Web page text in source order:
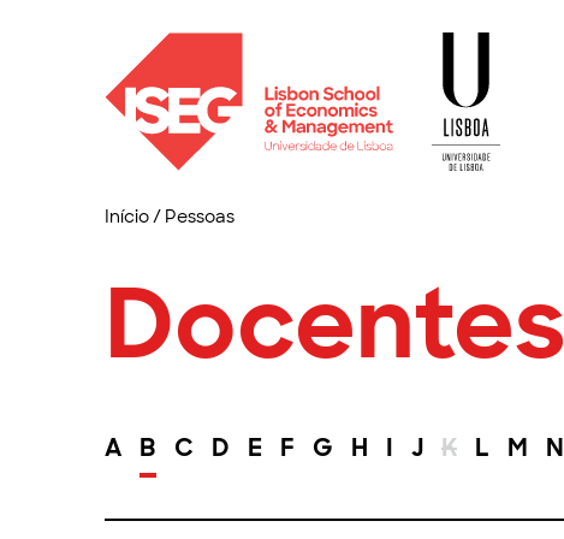
Início/ Pessoas
Docentes
A B C D E F G H I J K L M N